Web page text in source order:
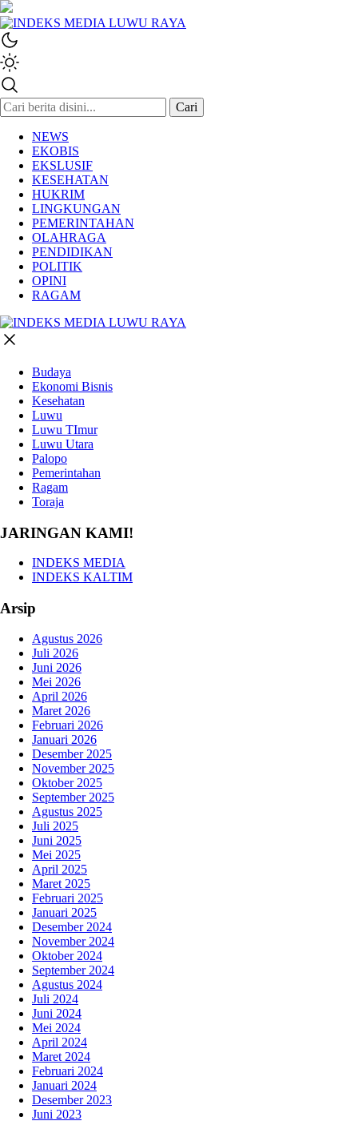
INDEKS MEDIA LUWU RAYA
Berita Luwu Raya Hari Ini
Cari
NEWS
EKOBIS
EKSLUSIF
KESEHATAN
HUKRIM
LINGKUNGAN
PEMERINTAHAN
OLAHRAGA
PENDIDIKAN
POLITIK
OPINI
RAGAM
Budaya
Ekonomi Bisnis
Kesehatan
Luwu
Luwu TImur
Luwu Utara
Palopo
Pemerintahan
Ragam
Toraja
JARINGAN KAMI!
INDEKS MEDIA
INDEKS KALTIM
Arsip
Agustus 2026
Juli 2026
Juni 2026
Mei 2026
April 2026
Maret 2026
Februari 2026
Januari 2026
Desember 2025
November 2025
Oktober 2025
September 2025
Agustus 2025
Juli 2025
Juni 2025
Mei 2025
April 2025
Maret 2025
Februari 2025
Januari 2025
Desember 2024
November 2024
Oktober 2024
September 2024
Agustus 2024
Juli 2024
Juni 2024
Mei 2024
April 2024
Maret 2024
Februari 2024
Januari 2024
Desember 2023
Juni 2023